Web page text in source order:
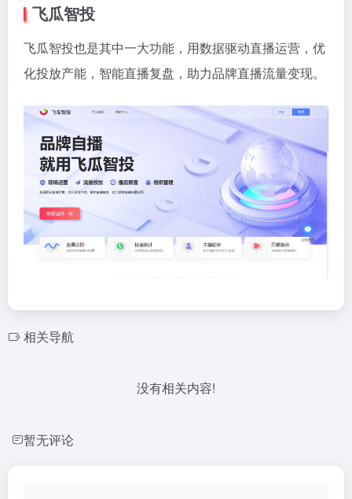
飞瓜智投
飞瓜智投也是其中一大功能，用数据驱动直播运营，优
化投放产能，智能直播复盘，助力品牌直播流量变现。
相关导航
没有相关内容!
暂无评论